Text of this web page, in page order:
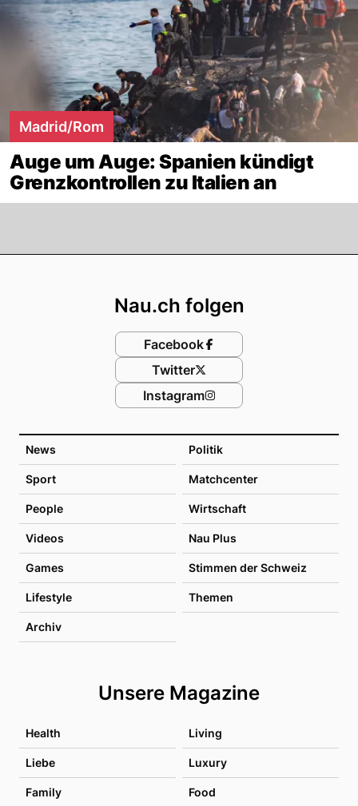
Madrid/Rom
Auge um Auge: Spanien kündigt
Grenzkontrollen zu Italien an
News Politik
Sport Matchcenter
People Wirtschaft
Videos Nau Plus
Games Stimmen der Schweiz
Lifestyle Themen
Archiv
Unsere Magazine
Health Living
Liebe Luxury
Family Food
Nau.ch folgen
Facebook
Twitter
Instagram